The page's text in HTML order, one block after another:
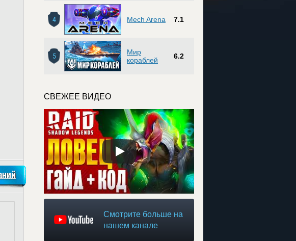
4 Mech Arena 7.1
5
Мир
кораблей
6.2
СВЕЖЕЕ ВИДЕО
Смотрите больше на
нашем канале